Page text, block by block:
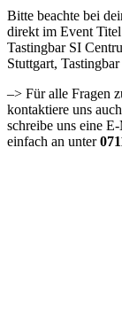
Bitte beachte bei
direkt im Event
Tastingbar SI
Stuttgart,
–> Für alle Fragen
kontaktiere uns
schreibe uns eine
einfach an unter